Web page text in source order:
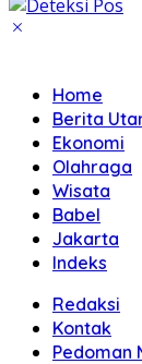
Home
Berita
Ekonomi
Olahraga
Wisata
Babel
Jakarta
Indeks
Redaksi
Kontak
Pedoman